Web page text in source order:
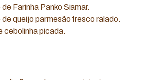
Farinha Panko Siamar.
de queijo parmesão fresco ralado.
cebolinha picada.